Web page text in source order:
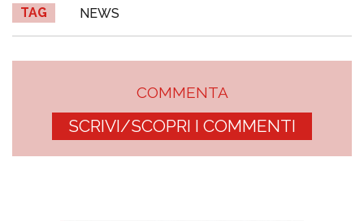
TAG NEWS
COMMENTA
SCRIVI/SCOPRI I COMMENTI